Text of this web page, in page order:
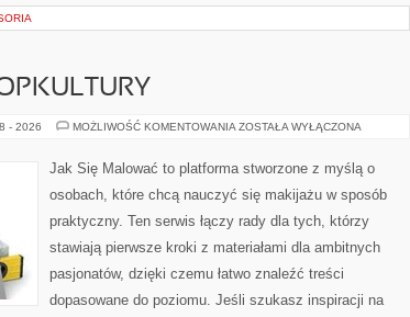
- 2026 MOŻLIWOŚĆ KOMENTOWANIA INSPIRACJE
ZOSTAŁA WYŁĄCZONA
Jak Się Malować to platforma stworzone z myślą o
osobach, które chcą nauczyć się makijażu w sposób
praktyczny. Ten serwis łączy rady dla tych, którzy
stawiają pierwsze kroki z materiałami dla ambitnych
pasjonatów, dzięki czemu łatwo znaleźć treści
dopasowane do poziomu. Jeśli szukasz inspiracji na